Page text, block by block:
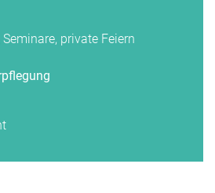
private Feiern